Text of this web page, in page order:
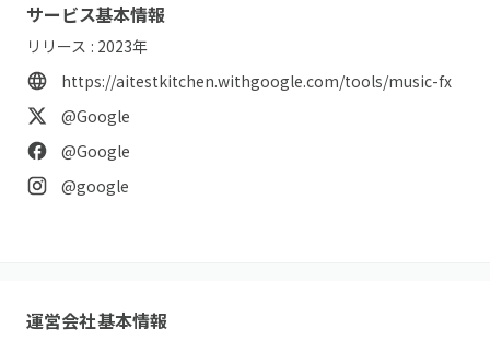
サービス基本情報
リリース : 2023年
https://aitestkitchen.withgoogle.com/tools/music-fx
@Google
@Google
@google
運営会社基本情報